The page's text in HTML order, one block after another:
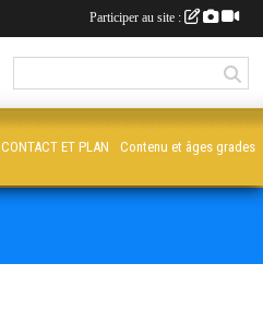
CONTACT ET PLAN Contenu et âges grades
Participer au site :